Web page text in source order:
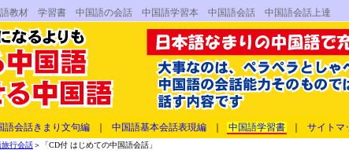
教材 学習書 中国語の会話 中国語学習本 中国語会話 中国語会話上達
語会話きまり文句編 中国語基本会話表現編 中国語学習書 サイトマ
行会話＞「CD付 はじめての中国語会話」